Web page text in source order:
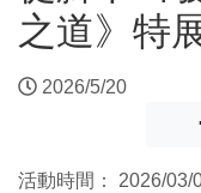
之道》特
2026/5/20
活動時間：
2026/03/